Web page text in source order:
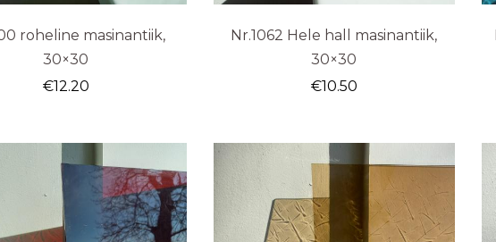
roheline masinantiik,
30×30
€12.20
Nr.1062 Hele hall masinantiik,
30×30
€10.50